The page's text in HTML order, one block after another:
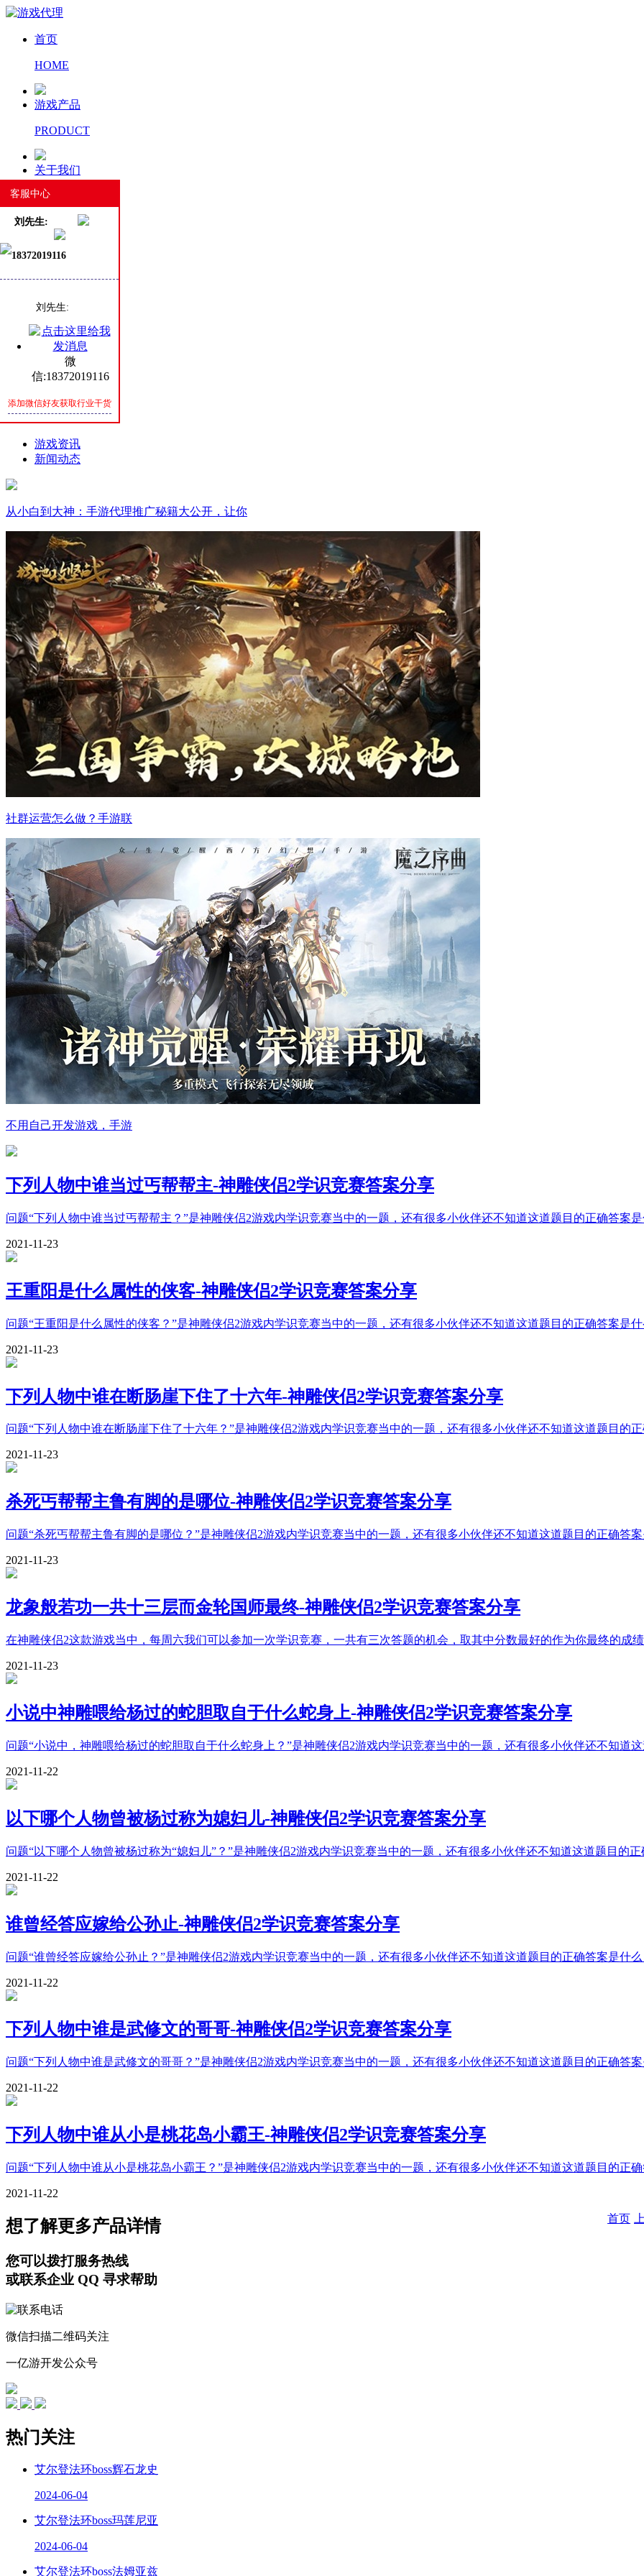
首页
HOME
游戏产品
PRODUCT
关于我们
ABOUT US
新闻资讯
NEWS
工匠精神
SPIRIT
联系我们
新闻资讯
游戏资讯
新闻动态
从小白到大神：手游代理推广秘籍大公开，让你
社群运营怎么做？手游联
不用自己开发游戏，手游
下列人物中谁当过丐帮帮主-神雕侠侣2学识竞赛答案分享
问题“下列人物中谁当过丐帮帮主？”是神雕侠侣2游戏内学识竞赛当中的一题，还有很多小伙伴还不知道这道题目的正确答案
2021-11-23
王重阳是什么属性的侠客-神雕侠侣2学识竞赛答案分享
问题“王重阳是什么属性的侠客？”是神雕侠侣2游戏内学识竞赛当中的一题，还有很多小伙伴还不知道这道题目的正确答案是
2021-11-23
下列人物中谁在断肠崖下住了十六年-神雕侠侣2学识竞赛答案分享
问题“下列人物中谁在断肠崖下住了十六年？”是神雕侠侣2游戏内学识竞赛当中的一题，还有很多小伙伴还不知道这道题目的
2021-11-23
杀死丐帮帮主鲁有脚的是哪位-神雕侠侣2学识竞赛答案分享
问题“杀死丐帮帮主鲁有脚的是哪位？”是神雕侠侣2游戏内学识竞赛当中的一题，还有很多小伙伴还不知道这道题目的正确答
2021-11-23
龙象般若功一共十三层而金轮国师最终-神雕侠侣2学识竞赛答案分享
在神雕侠侣2这款游戏当中，每周六我们可以参加一次学识竞赛，一共有三次答题的机会，取其中分数最好的作为你最终的成
2021-11-23
小说中神雕喂给杨过的蛇胆取自于什么蛇身上-神雕侠侣2学识竞赛答案分享
问题“小说中，神雕喂给杨过的蛇胆取自于什么蛇身上？”是神雕侠侣2游戏内学识竞赛当中的一题，还有很多小伙伴还不知道
2021-11-22
以下哪个人物曾被杨过称为媳妇儿-神雕侠侣2学识竞赛答案分享
问题“以下哪个人物曾被杨过称为“媳妇儿”？”是神雕侠侣2游戏内学识竞赛当中的一题，还有很多小伙伴还不知道这道题目的
2021-11-22
谁曾经答应嫁给公孙止-神雕侠侣2学识竞赛答案分享
问题“谁曾经答应嫁给公孙止？”是神雕侠侣2游戏内学识竞赛当中的一题，还有很多小伙伴还不知道这道题目的正确答案是什
2021-11-22
下列人物中谁是武修文的哥哥-神雕侠侣2学识竞赛答案分享
问题“下列人物中谁是武修文的哥哥？”是神雕侠侣2游戏内学识竞赛当中的一题，还有很多小伙伴还不知道这道题目的正确答
2021-11-22
下列人物中谁从小是桃花岛小霸王-神雕侠侣2学识竞赛答案分享
问题“下列人物中谁从小是桃花岛小霸王？”是神雕侠侣2游戏内学识竞赛当中的一题，还有很多小伙伴还不知道这道题目的正
2021-11-22
首页
想了解更多产品详情
您可以拨打服务热线
或联系企业 QQ 寻求帮助
微信扫描二维码关注
一亿游开发公众号
热门关注
艾尔登法环boss辉石龙史
2024-06-04
艾尔登法环boss玛莲尼亚
2024-06-04
艾尔登法环boss法姆亚兹
客服中心
刘先生:
18372019116
刘先生:
微
信:18372019116
添加微信好友获取行业干货